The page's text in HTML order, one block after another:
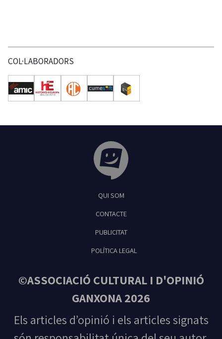
COL·LABORADORS
Feliu de Guíxols
QUI SOM
CONTACTE
PUBLICITAT
POLÍTICA LEGAL
©ASSOCIACIÓ CULTURAL I D'OPINIÓ
GANXONA 2026
Els articles d’opinió i els articles signats